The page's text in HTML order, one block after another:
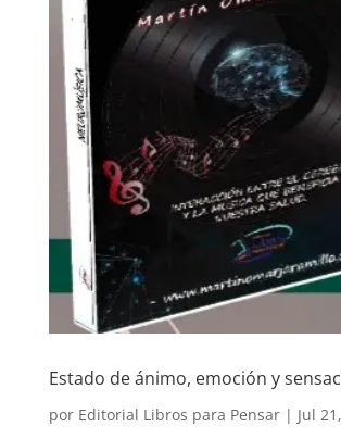
Estado de ánimo, emoción y
por Editorial Libros para Pensar| Jul